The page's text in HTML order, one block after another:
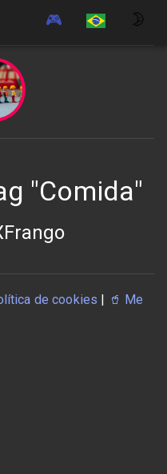
🎮 🌛
"Comida"
de cookies | 🥤 Me